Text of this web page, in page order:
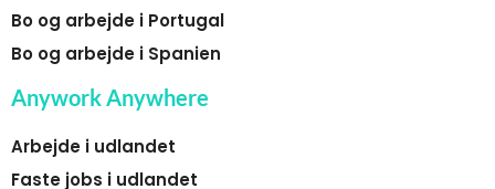
Bo og arbejde i Portugal
Bo og arbejde i Spanien
Anywork Anywhere
Arbejde i udlandet
Faste jobs i udlandet